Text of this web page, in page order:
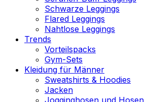
Schwarze Leggings
Flared Leggings
Nahtlose Leggings
Trends
Vorteilspacks
Gym-Sets
Kleidung für Männer
Sweatshirts & Hoodies
Jacken
Jogginghosen und Hosen